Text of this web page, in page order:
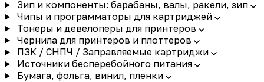
Зип и компоненты: барабаны, валы, ракели, зип
Чипы и программаторы для картриджей
Тонеры и девелоперы для принтеров
Чернила для принтеров и плоттеров
ПЗК / СНПЧ / Заправляемые картриджи
Источники бесперебойного питания
Бумага, фольга, винил, пленки